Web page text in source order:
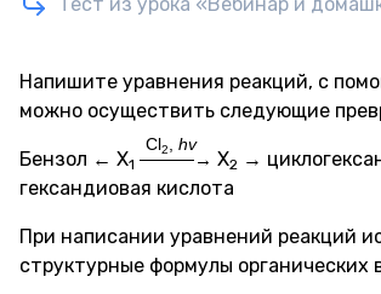
Напишите уравнения реакций, с
можно осуществить следующие
Бензол ← X1 ———→
Cl 2, hv
X2 →
гександиовая кислота
При написании уравнений реакций
структурные формулы органических